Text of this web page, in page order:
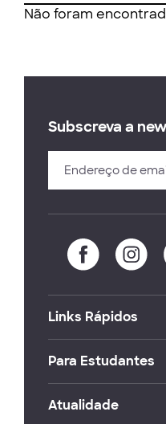
Não foram
Subscreva a
Links Rápidos
Para Estudantes
Atualidade